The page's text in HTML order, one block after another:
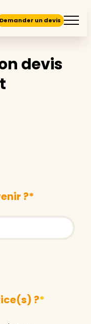
Demander un devis
devis
?*
?*